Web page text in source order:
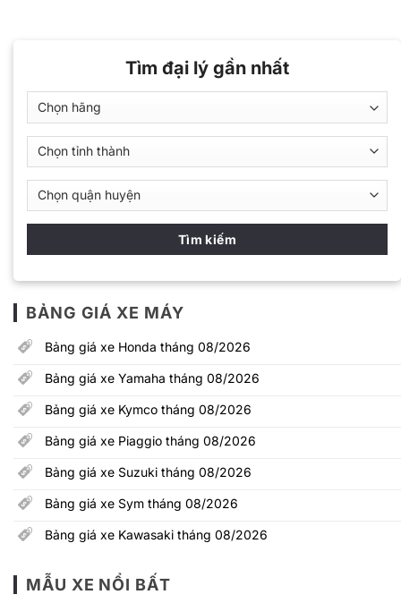
Tìm đại lý gần nhất
BẢNG GIÁ XE MÁY
Bảng giá xe Honda tháng 08/2026
Bảng giá xe Yamaha tháng 08/2026
Bảng giá xe Kymco tháng 08/2026
Bảng giá xe Piaggio tháng 08/2026
Bảng giá xe Suzuki tháng 08/2026
Bảng giá xe Sym tháng 08/2026
Bảng giá xe Kawasaki tháng 08/2026
MẪU XE NỔI BẤT